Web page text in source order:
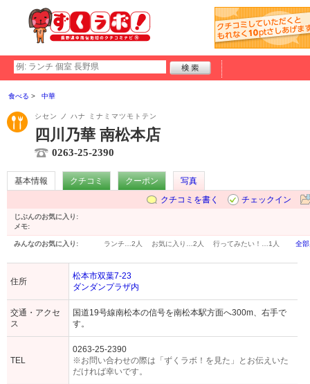
食べる 中華
シセン ノ ハナ ミナミマツモトテン
四川乃華 南松本店
0263-25-2390
基本情報 クチコミ クーポン
写真
クチコミを書く
チェックイン
じぶんのお気に入り:
メモ:
みんなのお気に入り: ランチ… 2人 お気に入り… 2人 行ってみたい！… 1人 全
住所
松本市双葉7-23
ダンダンプラザ内
交通・アクセ
ス
国道19号線南松本の信号を南松本駅方面へ300m、右手で
す。
TEL
0263-25-2390
※お問い合わせの際は「ずくラボ！を見た」とお伝えいた
だければ幸いです。